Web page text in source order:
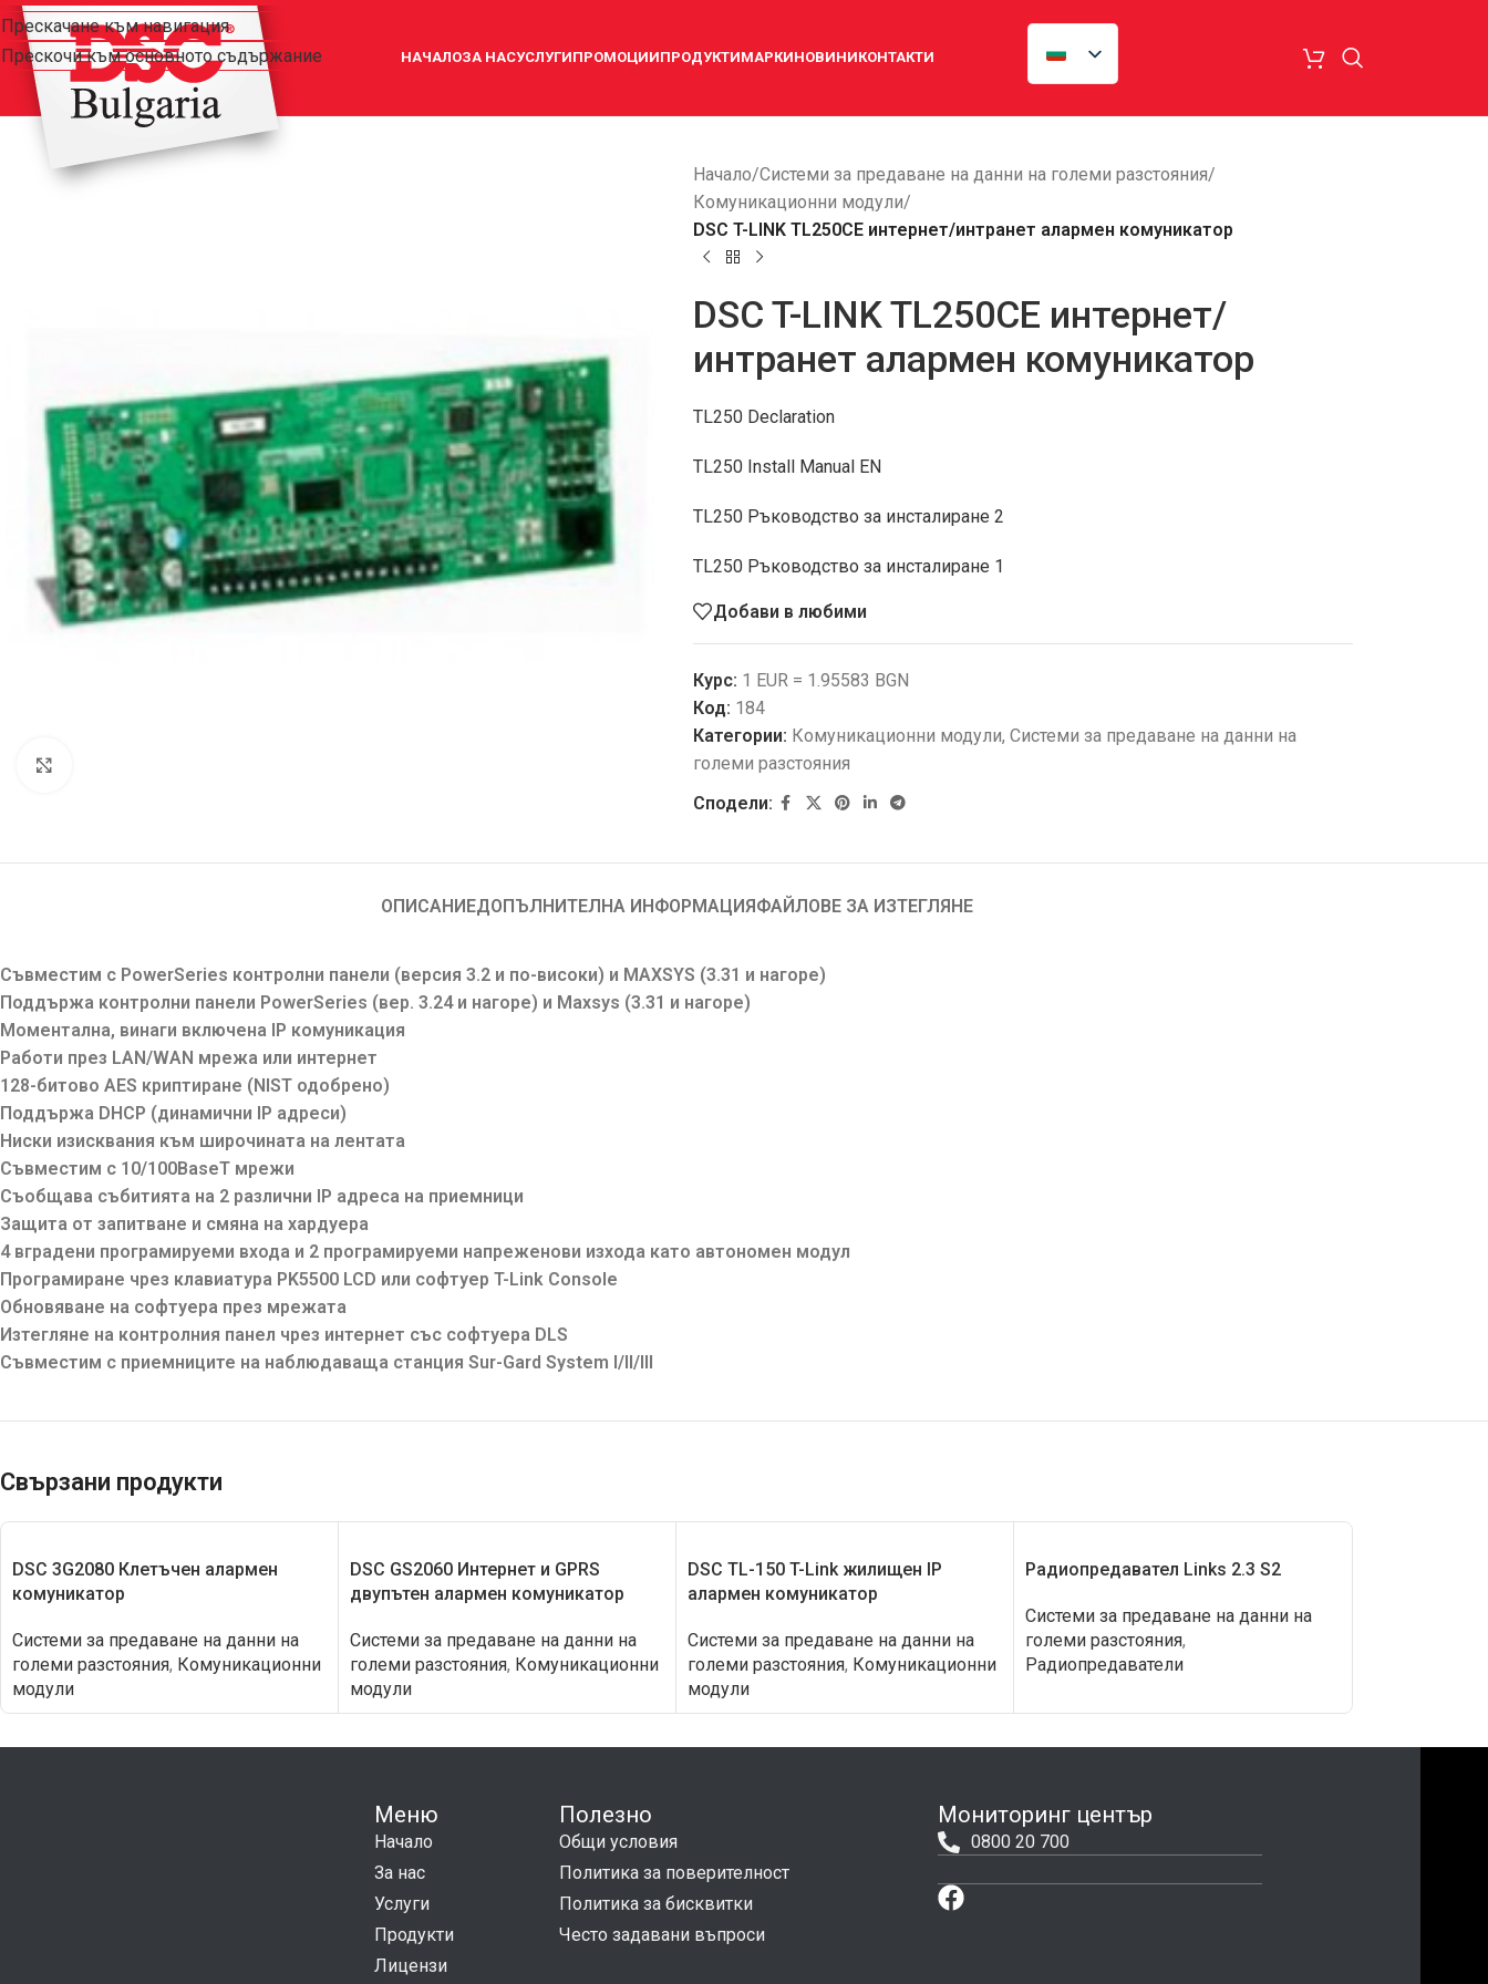
Прескачане към навигация
Прескочи към основното съдържание
НАЧАЛОЗА НАСУСЛУГИПРОМОЦИИПРОДУКТИМАРКИНОВИНИКОНТАКТИ
Начало/Системи за предаване на данни на големи разстояния/
Комуникационни модули/
DSC T-LINK TL250CE интернет/интранет алармен комуникатор
DSC T-LINK TL250CE интернет/
интранет алармен комуникатор
TL250 Declaration
TL250 Install Manual EN
TL250 Ръководство за инсталиране 2
TL250 Ръководство за инсталиране 1
Добави в любими
Курс: 1 EUR = 1.95583 BGN
Код: 184
Категории: Комуникационни модули, Системи за предаване на данни на
големи разстояния
Сподели:
ОПИСАНИЕДОПЪЛНИТЕЛНА ИНФОРМАЦИЯФАЙЛОВЕ ЗА ИЗТЕГЛЯНЕ
Съвместим с PowerSeries контролни панели (версия 3.2 и по-високи) и MAXSYS (3.31 и нагоре)
Поддържа контролни панели PowerSeries (вер. 3.24 и нагоре) и Maxsys (3.31 и нагоре)
Моментална, винаги включена IP комуникация
Работи през LAN/WAN мрежа или интернет
128-битово AES криптиране (NIST одобрено)
Поддържа DHCP (динамични IP адреси)
Ниски изисквания към широчината на лентата
Съвместим с 10/100BaseT мрежи
Съобщава събитията на 2 различни IP адреса на приемници
Защита от запитване и смяна на хардуера
4 вградени програмируеми входа и 2 програмируеми напреженови изхода като автономен модул
Програмиране чрез клавиатура PK5500 LCD или софтуер T-Link Console
Обновяване на софтуера през мрежата
Изтегляне на контролния панел чрез интернет със софтуера DLS
Съвместим с приемниците на наблюдаваща станция Sur-Gard System I/II/III
Свързани продукти
DSC 3G2080 Клетъчен алармен
комуникатор
Системи за предаване на данни на
големи разстояния, Комуникационни
модули
DSC GS2060 Интернет и GPRS
двупътен алармен комуникатор
Системи за предаване на данни на
големи разстояния, Комуникационни
модули
DSC TL-150 T-Link жилищен IP
алармен комуникатор
Системи за предаване на данни на
големи разстояния, Комуникационни
модули
Радиопредавател Links 2.3 S2
Системи за предаване на данни на
големи разстояния,
Радиопредаватели
Меню
Начало
За нас
Услуги
Продукти
Лицензи
Полезно
Общи условия
Политика за поверителност
Политика за бисквитки
Често задавани въпроси
Мониторинг център
0800 20 700